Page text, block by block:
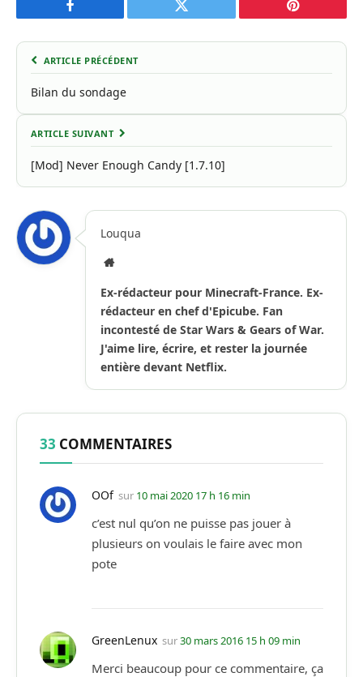
Facebook Twitter Pinterest
ARTICLE PRÉCÉDENT
Bilan du sondage
ARTICLE SUIVANT
[Mod] Never Enough Candy [1.7.10]
Louqua
Site
Ex-rédacteur pour Minecraft-France. Ex-
rédacteur en chef d'Epicube. Fan
incontesté de Star Wars & Gears of War.
J'aime lire, écrire, et rester la journée
entière devant Netflix.
33 COMMENTAIRES
OOf sur 10 mai 2020 17 h 16 min
c’est nul qu’on ne puisse pas jouer à
plusieurs on voulais le faire avec mon
pote
GreenLenux sur30 mars 2016 15 h 09 min
Merci beaucoup pour ce commentaire, ça